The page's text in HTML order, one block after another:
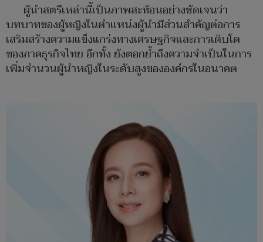
ผู้นำสตรีเหล่านี้เป็นภาพสะท้อนอย่างชัดเจนว่า
บทบาทของผู้หญิงในตำแหน่งผู้นำมีส่วนสำคัญต่อการ
เสริมสร้างความแข็งแกร่งทางเศรษฐกิจและการเติบโต
ของภาคธุรกิจไทย อีกทั้ง ยังตอกย้ำถึงความจำเป็นในการ
เพิ่มจำนวนผู้นำหญิงในระดับสูงขององค์กรในอนาคต